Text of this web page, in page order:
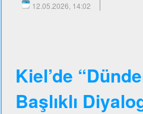
12.05.2026, 14:02
Kiel’de
Başlıklı